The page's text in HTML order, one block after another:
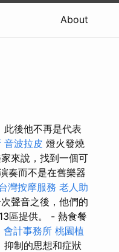
About
後他不再是代表
音波拉皮 燈火發燒
來說，找到一個可
奏而不是在舊樂器
灣按摩服務 老人助
聲音之後，他們的
區提供。 - 熱食餐
會計事務所 桃園植
抑制的思想和症狀